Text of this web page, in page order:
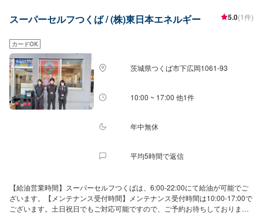
スーパーセルフつくば / (株)東日本エネルギー 5.0(1件)
カードOK
茨城県つくば市下広岡1061-93
10:00 ~ 17:00 他1件
年中無休
平均5時間で返信
【給油営業時間】スーパーセルフつくばは、6:00-22:00にて給油が可能でご
ざいます。【メンテナンス受付時間】メンテナンス受付時間は10:00-17:00で
ございます。土日祝日でもご対応可能ですので、ご予約お待ちしておりま